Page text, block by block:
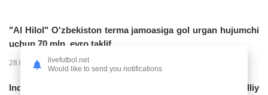
"Al Hilol" O'zbekiston terma jamoasiga gol urgan hujumchi
uchun 70 mln. evro taklif...
28.07.2026 01:56 17306
Indoneziya prezidenti JCH-2030ga chiqishni umummilliy
livefutbol.net
Would like to send you notifications